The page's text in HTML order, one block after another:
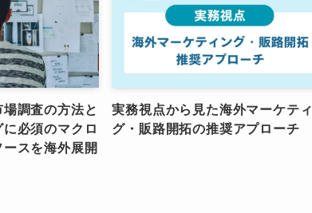
調査の方法と
必須のマクロ
スを海外展開
実務視点から見た海外マーケテ
グ・販路開拓の推奨アプローチ